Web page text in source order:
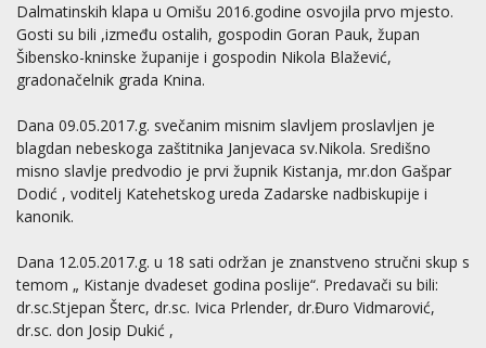
Dalmatinskih klapa u Omišu 2016.godine osvojila prvo mjesto.
Gosti su bili ,između ostalih, gospodin Goran Pauk, župan
Šibensko-kninske županije i gospodin Nikola Blažević,
gradonačelnik grada Knina.
Dana 09.05.2017.g. svečanim misnim slavljem proslavljen je
blagdan nebeskoga zaštitnika Janjevaca sv.Nikola. Središno
misno slavlje predvodio je prvi župnik Kistanja, mr.don Gašpar
Dodić , voditelj Katehetskog ureda Zadarske nadbiskupije i
kanonik.
Dana 12.05.2017.g. u 18 sati održan je znanstveno stručni skup s
temom „ Kistanje dvadeset godina poslije“. Predavači su bili:
dr.sc.Stjepan Šterc, dr.sc. Ivica Prlender, dr.Đuro Vidmarović,
dr.sc. don Josip Dukić ,